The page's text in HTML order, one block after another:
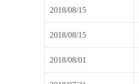
2018/08/15
2018/08/15
2018/08/01